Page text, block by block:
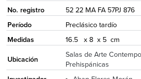
No. registro
52 22 MA FA 57PJ 876
Período
Preclásico tardío
Medidas
16.5 x 8 x 5 cm
Ubicación
Salas de Arte
Prehispánicas